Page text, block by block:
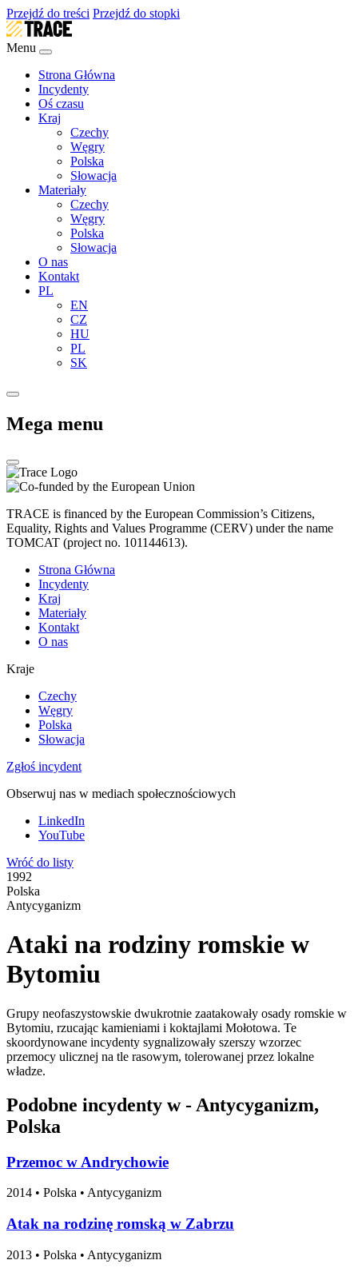
Przejdź do treści Przejdź do stopki
Menu
Strona Główna
Incydenty
Oś czasu
Kraj
Czechy
Węgry
Polska
Słowacja
Materiały
Czechy
Węgry
Polska
Słowacja
O nas
Kontakt
PL
EN
CZ
HU
PL
SK
Mega menu
TRACE is financed by the European Commission’s Citizens,
Equality, Rights and Values Programme (CERV) under the name
TOMCAT (project no. 101144613).
Strona Główna
Incydenty
Kraj
Materiały
Kontakt
O nas
Kraje
Czechy
Węgry
Polska
Słowacja
Zgłoś incydent
Obserwuj nas w mediach społecznościowych
LinkedIn
YouTube
Wróć do listy
1992
Polska
Antycyganizm
Ataki na rodziny romskie w
Bytomiu
Grupy neofaszystowskie dwukrotnie zaatakowały osady romskie w
Bytomiu, rzucając kamieniami i koktajlami Mołotowa. Te
skoordynowane incydenty sygnalizowały szerszy wzorzec
przemocy ulicznej na tle rasowym, tolerowanej przez lokalne
władze.
Podobne incydenty w - Antycyganizm,
Polska
Przemoc w Andrychowie
2014 • Polska • Antycyganizm
Atak na rodzinę romską w Zabrzu
2013 • Polska • Antycyganizm